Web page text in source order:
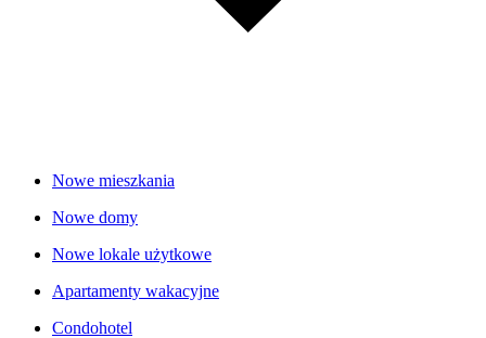
Nowe mieszkania
Nowe domy
Nowe lokale użytkowe
Apartamenty wakacyjne
Condohotel